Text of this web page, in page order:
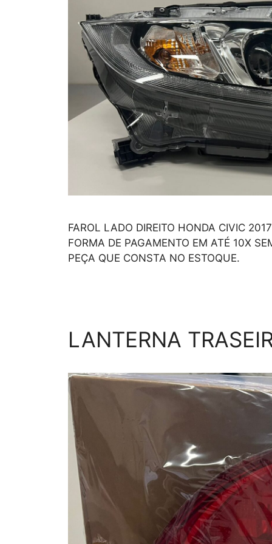
FAROL LADO DIREITO HONDA CIVIC
FORMA DE PAGAMENTO EM ATÉ 10X
PEÇA QUE CONSTA NO ESTOQUE.
LANTERNA